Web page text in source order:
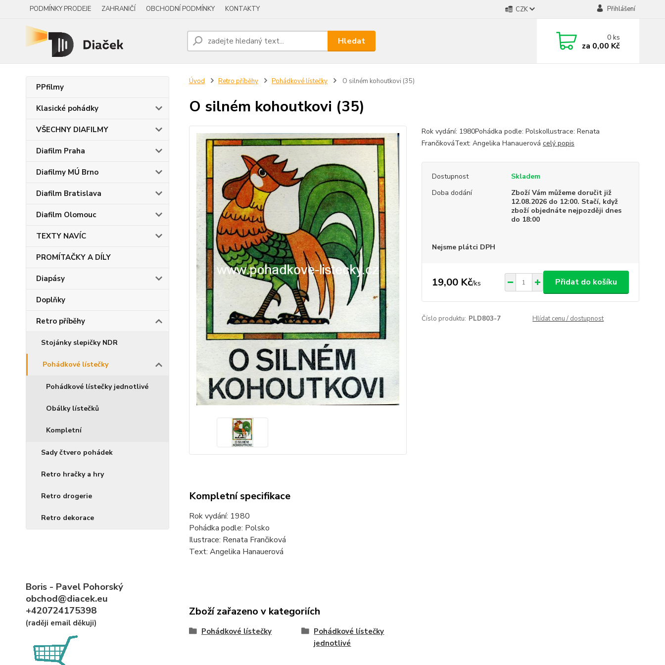
PODMÍNKY PRODEJE ZAHRANIČÍ OBCHODNÍ PODMÍNKY KONTAKTY CZK Přihlášení
Hledat 0ks
za 0,00 Kč
PPfilmy
Klasické pohádky
VŠECHNY DIAFILMY
Diafilm Praha
Diafilmy MÚ Brno
Diafilm Bratislava
Diafilm Olomouc
TEXTY NAVÍC
PROMÍTAČKY A DÍLY
Diapásy
Doplňky
Retro příběhy
Stojánky slepičky NDR
Pohádkové lístečky
Pohádkové lístečky jednotlivé
Obálky lístečků
Kompletní
Sady čtvero pohádek
Retro hračky a hry
Retro drogerie
Retro dekorace
Boris - Pavel Pohorský
obchod@diacek.eu
+420724175398
(raději email děkuji)
Úvod Retro příběhy Pohádkové lístečky O silném kohoutkovi (35)
O silném kohoutkovi (35)
Rok vydání: 1980Pohádka podle: PolskoIlustrace: Renata
FrančikováText: Angelika Hanauerová celý popis
Dostupnost
Skladem
Doba dodání
Zboží Vám můžeme doručit již
12.08.2026 do 12:00. Stačí, když
zboží objednáte nejpozději dnes
do 18:00
Nejsme plátci DPH
19,00 Kč/ks Přidat do košíku
Číslo produktu: PLD803-7 Hlídat cenu / dostupnost
Kompletní specifikace
Rok vydání: 1980
Pohádka podle: Polsko
Ilustrace: Renata Frančiková
Text: Angelika Hanauerová
Zboží zařazeno v kategoriích
Pohádkové lístečky
Pohádkové lístečky
jednotlivé